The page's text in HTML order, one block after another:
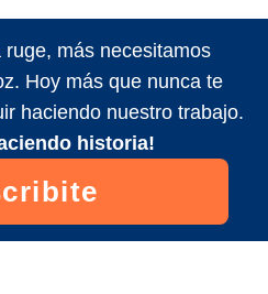
más necesitamos
Hoy más que nunca te
haciendo nuestro trabajo.
historia!